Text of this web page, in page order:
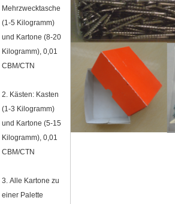
Mehrzwecktasche
(1-5 Kilogramm)
und Kartone (8-20
Kilogramm), 0,01
CBM/CTN
2. Kästen: Kasten
(1-3 Kilogramm)
und Kartone (5-15
Kilogramm), 0,01
CBM/CTN
3. Alle Kartone zu
einer Palette